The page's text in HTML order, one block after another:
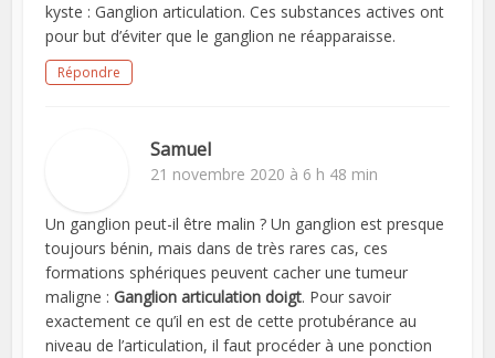
kyste : Ganglion articulation. Ces substances actives ont
pour but d’éviter que le ganglion ne réapparaisse.
Répondre
Samuel
21 novembre 2020 à 6 h 48 min
Un ganglion peut-il être malin ? Un ganglion est presque
toujours bénin, mais dans de très rares cas, ces
formations sphériques peuvent cacher une tumeur
maligne :Ganglion articulation doigt. Pour savoir
exactement ce qu’il en est de cette protubérance au
niveau de l’articulation, il faut procéder à une ponction